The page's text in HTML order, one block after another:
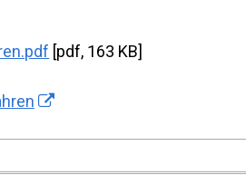
[pdf, 163 KB]